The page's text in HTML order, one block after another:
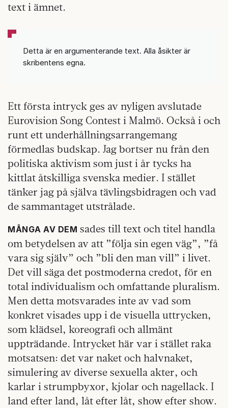
text i ämnet.
Detta är en argumenterande text. Alla åsikter är
skribentens egna.
Ett första intryck ges av nyligen avslutade
Eurovision Song Contest i Malmö. Också i och
runt ett underhållningsarrangemang
förmedlas budskap. Jag bortser nu från den
politiska aktivism som just i år tycks ha
kittlat åtskilliga svenska medier. I stället
tänker jag på själva tävlingsbidragen och vad
de sammantaget utstrålade.
MÅNGA AV DEM sades till text och titel handla
om betydelsen av att ”följa sin egen väg”, ”få
vara sig själv” och ”bli den man vill” i livet.
Det vill säga det postmoderna credot, för en
total individualism och omfattande pluralism.
Men detta motsvarades inte av vad som
konkret visades upp i de visuella uttrycken,
som klädsel, koreografi och allmänt
uppträdande. Intrycket här var i stället raka
motsatsen: det var naket och halvnaket,
simulering av diverse sexuella akter, och
karlar i strumpbyxor, kjolar och nagellack. I
land efter land, låt efter låt, show efter show.